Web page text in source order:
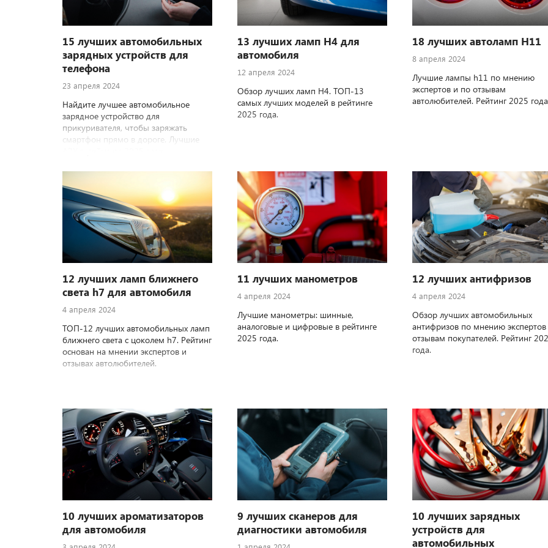
15 лучших автомобильных
зарядных устройств для
телефона
23 апреля 2024
Найдите лучшее автомобильное
зарядное устройство для
прикуривателя, чтобы заряжать
смартфон прямо в дороге. Лучшие
13 лучших ламп Н4 для
автомобиля
12 апреля 2024
Обзор лучших ламп Н4. ТОП-13
самых лучших моделей в рейтинге
2025 года.
18 лучших автоламп Н11
8 апреля 2024
Лучшие лампы h11 по мнению
экспертов и по отзывам
автолюбителей. Рейтинг 2025
12 лучших ламп ближнего
света h7 для автомобиля
4 апреля 2024
ТОП-12 лучших автомобильных ламп
ближнего света с цоколем h7. Рейтинг
основан на мнении экспертов и
отзывах автолюбителей.
11 лучших манометров
4 апреля 2024
Лучшие манометры: шинные,
аналоговые и цифровые в рейтинге
2025 года.
12 лучших антифризов
4 апреля 2024
Обзор лучших автомобильных
антифризов по мнению
отзывам покупателей. Рейтинг
года.
10 лучших ароматизаторов
для автомобиля
9 лучших сканеров для
диагностики автомобиля
10 лучших зарядных
устройств для
автомобильных